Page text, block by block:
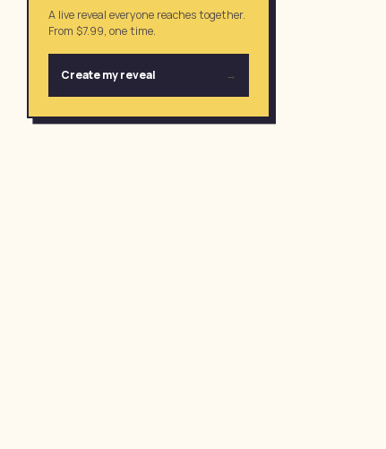
A live reveal everyone reaches together.
From $7.99, one time.
Create my reveal →